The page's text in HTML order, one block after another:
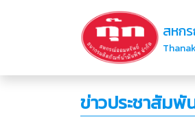
สหก
ข่าวประชาสัมพั